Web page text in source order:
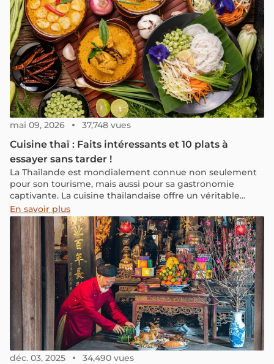
mai 09, 2026 37,748 vues
Cuisine thaï : Faits intéressants et 10 plats à
essayer sans tarder !
La Thaïlande est mondialement connue non seulement
pour son tourisme, mais aussi pour sa gastronomie
captivante. La cuisine thaïlandaise offre un véritable
festin pour les sens et constitue souvent une motivation
clé pour les voyageurs désireux d'explorer ce pays du
sourire.
En savoir plus
déc. 03, 2025 34,490 vues